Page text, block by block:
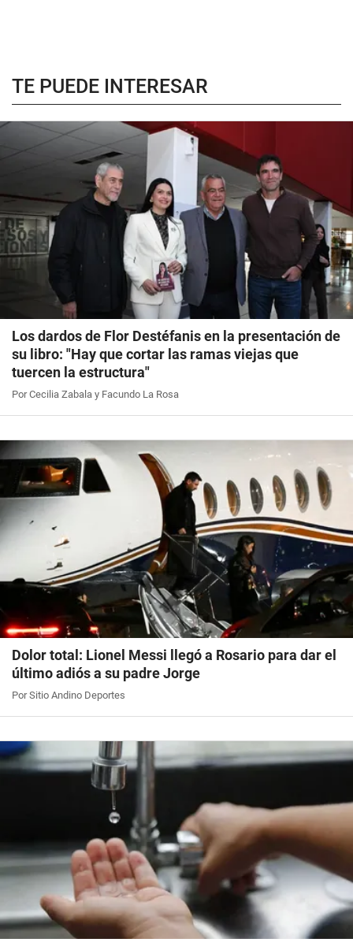
TE PUEDE INTERESAR
Los dardos de Flor Destéfanis en la presentación de
su libro: "Hay que cortar las ramas viejas que
tuercen la estructura"
Por Cecilia Zabala y Facundo La Rosa
Dolor total: Lionel Messi llegó a Rosario para dar el
último adiós a su padre Jorge
Por Sitio Andino Deportes